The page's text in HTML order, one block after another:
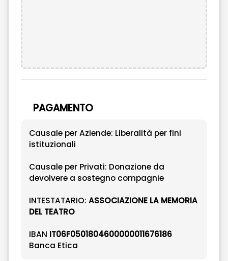
PAGAMENTO
Causale per Aziende: Liberalità per fini
istituzionali
Causale per Privati: Donazione da
devolvere a sostegno compagnie
INTESTATARIO: ASSOCIAZIONE LA MEMORIA
DEL TEATRO
IBAN IT06F0501804600000011676186
Banca Etica